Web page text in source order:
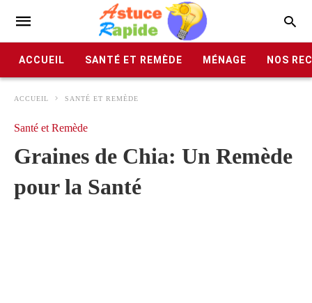
ACCUEIL SANTÉ ET REMÈDE MÉNAGE NOS
ACCUEIL SANTÉ ET REMÈDE
Santé et Remède
Graines de Chia: Un Remède
pour la Santé